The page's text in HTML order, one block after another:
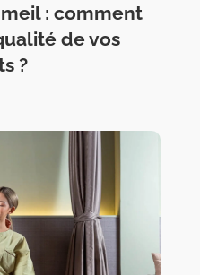
: comment
de vos
?